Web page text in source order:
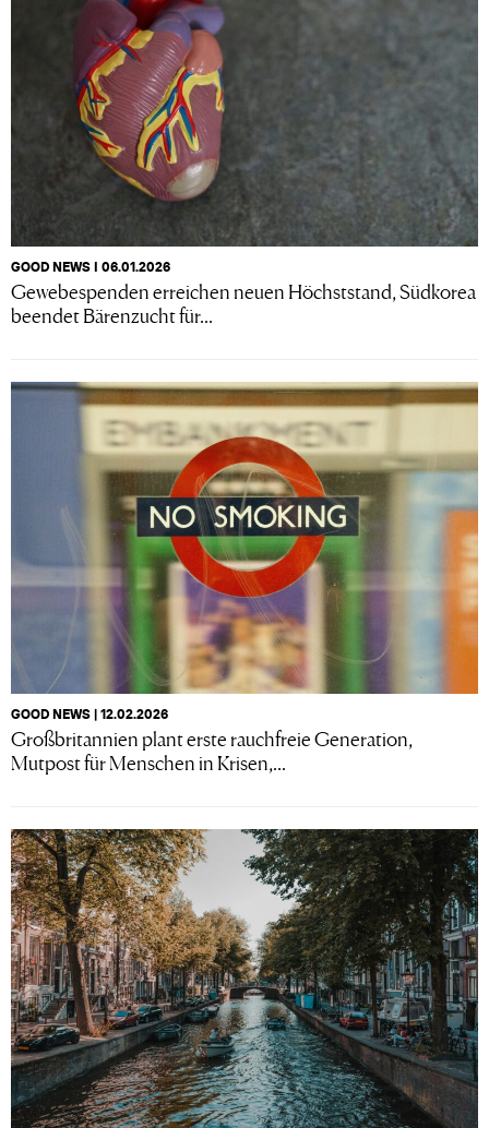
GOOD NEWS I 06.01.2026
Gewebespenden erreichen neuen Höchststand, Südkorea
beendet Bärenzucht für...
GOOD NEWS | 12.02.2026
Großbritannien plant erste rauchfreie Generation,
Mutpost für Menschen in Krisen,...